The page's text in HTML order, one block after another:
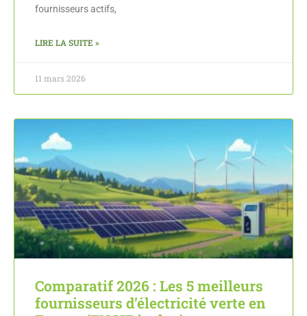
fournisseurs actifs,
LIRE LA SUITE »
11 mars 2026
Comparatif 2026 : Les 5 meilleurs
fournisseurs d’électricité verte en